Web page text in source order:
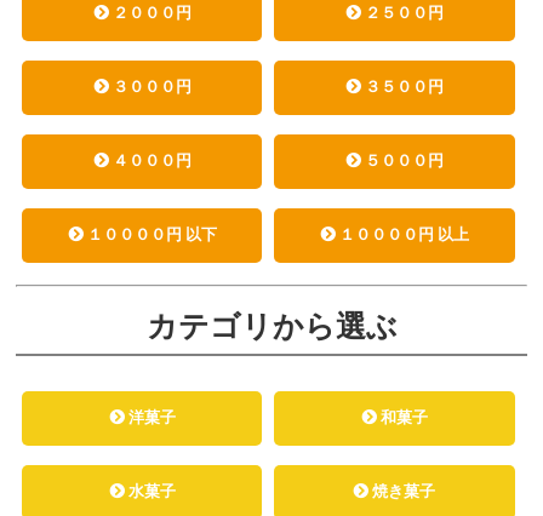
２０００円 ２５００円
３０００円 ３５００円
４０００円 ５０００円
１００００円 以下 １００００円 以上
カテゴリから選ぶ
洋菓子 和菓子
水菓子 焼き菓子